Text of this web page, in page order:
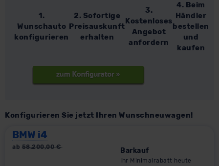
1.
Wunschauto
konfigurieren
2. Sofortige
Preisauskunft
erhalten
3.
Kostenloses
Angebot
anfordern
4. Beim
Händler
bestellen
und
kaufen
Konfigurieren Sie jetzt Ihren Wunschneuwagen!
BMW i4
ab 58.200,00€ Barkauf
Ihr Minimalrabatt heute